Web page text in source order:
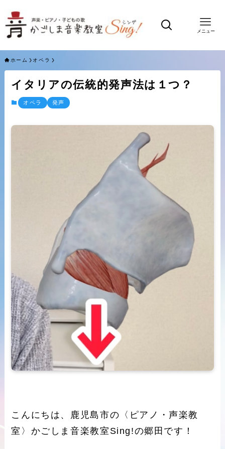
メニュー
ホーム オペラ
イタリアの伝統的発声法は１つ？
オペラ 発声
こんにちは、鹿児島市の〈ピアノ・声楽教
室〉かごしま音楽教室Sing!の郷田です！